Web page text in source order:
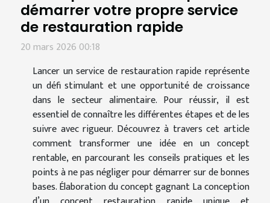
démarrer votre propre service
de restauration rapide
20 mars 2026 00:18
Lancer un service de restauration rapide représente
un défi stimulant et une opportunité de croissance
dans le secteur alimentaire. Pour réussir, il est
essentiel de connaître les différentes étapes et de les
suivre avec rigueur. Découvrez à travers cet article
comment transformer une idée en un concept
rentable, en parcourant les conseils pratiques et les
points à ne pas négliger pour démarrer sur de bonnes
bases. Élaboration du concept gagnant La conception